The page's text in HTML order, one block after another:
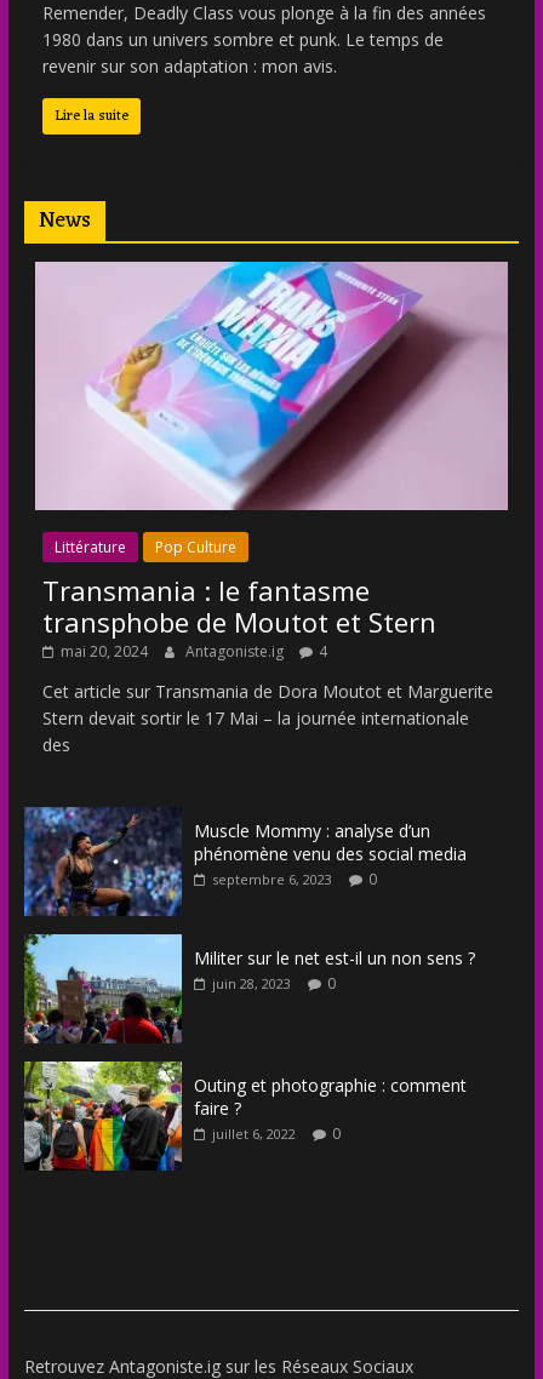
Remender, Deadly Class vous plonge à la fin des années
1980 dans un univers sombre et punk. Le temps de
revenir sur son adaptation : mon avis.
Lire la suite
News
Littérature Pop Culture
Transmania : le fantasme
transphobe de Moutot et Stern
mai 20, 2024 Antagoniste.ig 4
Cet article sur Transmania de Dora Moutot et Marguerite
Stern devait sortir le 17 Mai – la journée internationale
des
Muscle Mommy : analyse d’un
phénomène venu des social media
septembre 6, 2023 0
Militer sur le net est-il un non sens ?
juin 28, 2023 0
Outing et photographie : comment
faire ?
juillet 6, 2022 0
Retrouvez Antagoniste.ig sur les Réseaux Sociaux